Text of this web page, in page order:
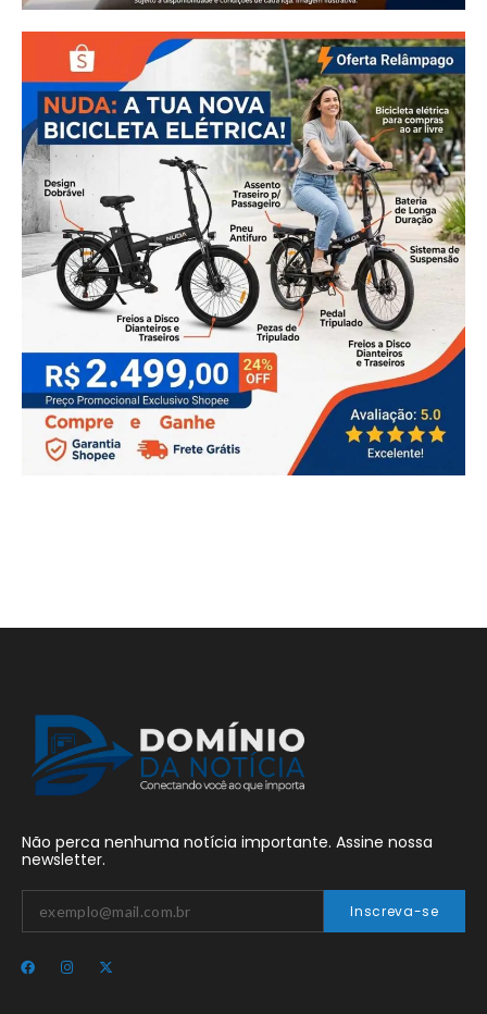
Não perca nenhuma notícia importante. Assine nossa
newsletter.
Inscreva-se